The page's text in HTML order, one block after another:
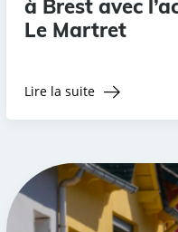
à Brest avec
Le Martret
Lire la suite